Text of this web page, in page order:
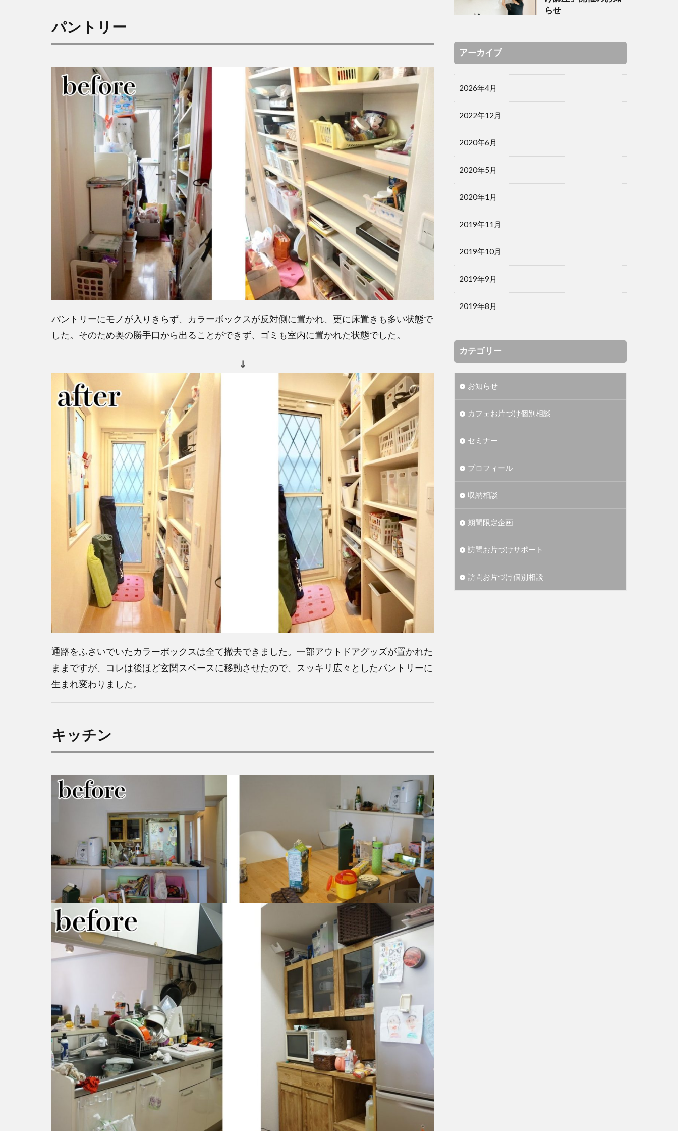
パントリー
パントリーにモノが入りきらず、カラーボックスが反対側に置かれ、更に床置きも多い状態で
した。そのため奥の勝手口から出ることができず、ゴミも室内に置かれた状態でした。
⇓
通路をふさいでいたカラーボックスは全て撤去できました。一部アウトドアグッズが置かれた
ままですが、コレは後ほど玄関スペースに移動させたので、スッキリ広々としたパントリーに
生まれ変わりました。
キッチン
らせ
アーカイブ
2026年4月
2022年12月
2020年6月
2020年5月
2020年1月
2019年11月
2019年10月
2019年9月
2019年8月
カテゴリー
お知らせ
カフェお片づけ個別相談
セミナー
プロフィール
収納相談
期間限定企画
訪問お片づけサポート
訪問お片づけ個別相談